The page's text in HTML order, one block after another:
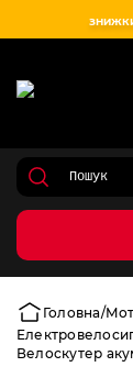
Головна
Велоскутер